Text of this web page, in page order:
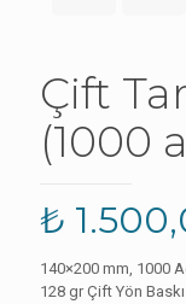
Çift
(1000
₺
140×200 mm, 1000
128 gr Çift Yön